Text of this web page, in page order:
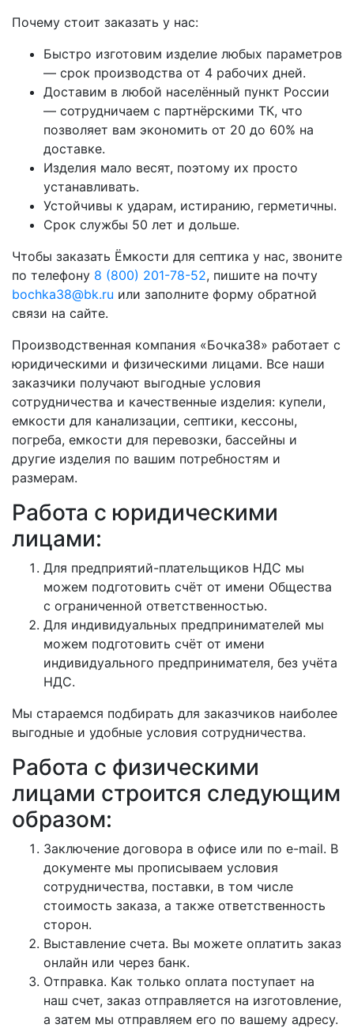
Почему стоит заказать у нас:
Быстро изготовим изделие любых параметров
— срок производства от 4 рабочих дней.
Доставим в любой населённый пункт России
— сотрудничаем с партнёрскими ТК, что
позволяет вам экономить от 20 до 60% на
доставке.
Изделия мало весят, поэтому их просто
устанавливать.
Устойчивы к ударам, истиранию, герметичны.
Срок службы 50 лет и дольше.
Чтобы заказать Ёмкости для септика у нас, звоните
по телефону 8 (800) 201-78-52, пишите на почту
bochka38@bk.ru или заполните форму обратной
связи на сайте.
Производственная компания «Бочка38» работает с
юридическими и физическими лицами. Все наши
заказчики получают выгодные условия
сотрудничества и качественные изделия: купели,
емкости для канализации, септики, кессоны,
погреба, емкости для перевозки, бассейны и
другие изделия по вашим потребностям и
размерам.
Работа с юридическими
лицами:
Для предприятий-плательщиков НДС мы
можем подготовить счёт от имени Общества
с ограниченной ответственностью.
Для индивидуальных предпринимателей мы
можем подготовить счёт от имени
индивидуального предпринимателя, без учёта
НДС.
Мы стараемся подбирать для заказчиков наиболее
выгодные и удобные условия сотрудничества.
Работа с физическими
лицами строится следующим
образом:
Заключение договора в офисе или по e-mail. В
документе мы прописываем условия
сотрудничества, поставки, в том числе
стоимость заказа, а также ответственность
сторон.
Выставление счета. Вы можете оплатить заказ
онлайн или через банк.
Отправка. Как только оплата поступает на
наш счет, заказ отправляется на изготовление,
а затем мы отправляем его по вашему адресу.